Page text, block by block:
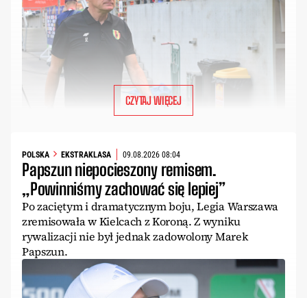
CZYTAJ WIĘCEJ
POLSKA EKSTRAKLASA 09.08.2026 08:04
Papszun niepocieszony remisem.
„Powinniśmy zachować się lepiej”
Po zaciętym i dramatycznym boju, Legia Warszawa
zremisowała w Kielcach z Koroną. Z wyniku
rywalizacji nie był jednak zadowolony Marek
Papszun.